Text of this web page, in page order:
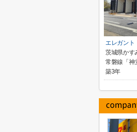
エレガント
茨城県かす
常磐線「神
築3年